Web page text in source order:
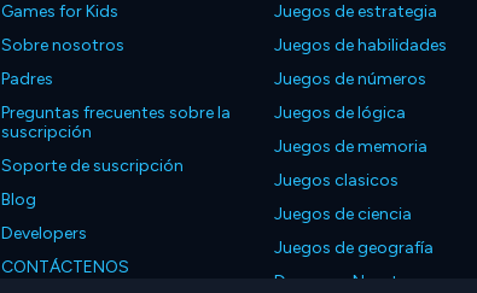
Games for Kids
Sobre nosotros
Padres
Preguntas frecuentes sobre la
suscripción
Soporte de suscripción
Blog
Developers
CONTÁCTENOS
Juegos de estrategia
Juegos de habilidades
Juegos de números
Juegos de lógica
Juegos de memoria
Juegos clasicos
Juegos de ciencia
Juegos de geografía
Descarga Nuestras